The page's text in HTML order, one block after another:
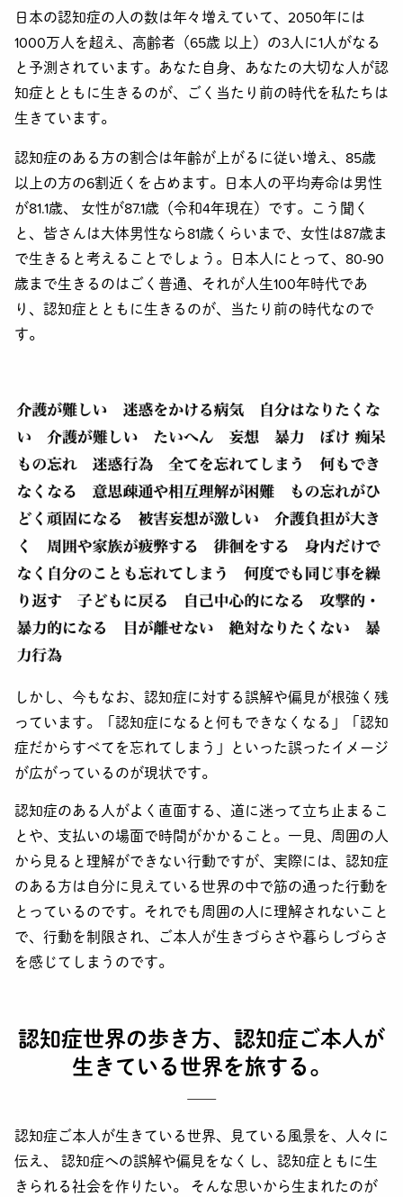
日本の認知症の人の数は年々増えていて、2050年には
1000万人を超え、高齢者（65歳 以上）の3人に1人がなる
と予測されています。あなた自身、あなたの大切な人が認
知症とともに生きるのが、ごく当たり前の時代を私たちは
生きています。
認知症のある方の割合は年齢が上がるに従い増え、85歳
以上の方の6割近くを占めます。日本人の平均寿命は男性
が81.1歳、 女性が87.1歳（令和4年現在）です。こう聞く
と、皆さんは大体男性なら81歳くらいまで、女性は87歳ま
で生きると考えることでしょう。日本人にとって、80-90
歳まで生きるのはごく普通、それが人生100年時代であ
り、認知症とともに生きるのが、当たり前の時代なので
す。
しかし、今もなお、認知症に対する誤解や偏見が根強く残
っています。「認知症になると何もできなくなる」「認知
症だからすべてを忘れてしまう」といった誤ったイメージ
が広がっているのが現状です。
認知症のある人がよく直面する、道に迷って立ち止まるこ
とや、支払いの場面で時間がかかること。一見、周囲の人
から見ると理解ができない行動ですが、実際には、認知症
のある方は自分に見えている世界の中で筋の通った行動を
とっているのです。それでも周囲の人に理解されないこと
で、行動を制限され、ご本人が生きづらさや暮らしづらさ
を感じてしまうのです。
認知症世界の歩き方、認知症ご本人が
生きている世界を旅する。
認知症ご本人が生きている世界、見ている風景を、人々に
伝え、 認知症への誤解や偏見をなくし、認知症ともに生
きられる社会を作りたい。 そんな思いから生まれたのが